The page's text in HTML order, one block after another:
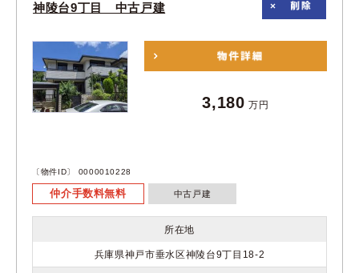
神陵台9丁目 中古戸建
〔物件ID〕 0000010228
仲介手数料無料 中古戸建
3,180 万円
所在地
兵庫県神戸市垂水区神陵台9丁目18-2